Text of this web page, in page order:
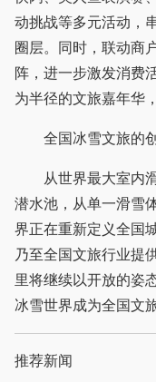
动挑战等多元活动，
圈层。同时，联动商
阵，进一步激发消费
为半径的文旅嘉年华
全国冰雪文旅的
从世界最大室内滑
潜水池，从单一滑雪
界正在重新定义全国
乃至全国文旅行业提
里将继续以开放的姿
冰雪世界成为全国文
推荐新闻